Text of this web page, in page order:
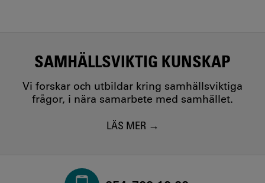
SAMHÄLLSVIKTIG KUNSKAP
Vi forskar och utbildar kring samhällsviktiga
frågor, i nära samarbete med samhället.
LÄS MER